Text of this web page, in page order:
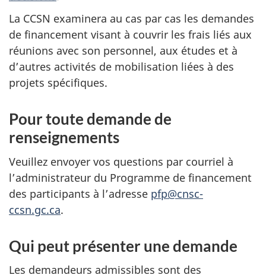
La CCSN examinera au cas par cas les demandes
de financement visant à couvrir les frais liés aux
réunions avec son personnel, aux études et à
d’autres activités de mobilisation liées à des
projets spécifiques.
Pour toute demande de
renseignements
Veuillez envoyer vos questions par courriel à
l’administrateur du Programme de financement
des participants à l’adresse pfp@cnsc-
ccsn.gc.ca.
Qui peut présenter une demande
Les demandeurs admissibles sont des